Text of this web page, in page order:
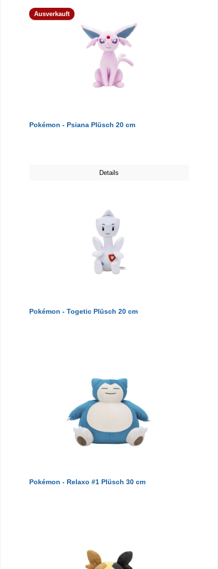
Ausverkauft
Pokémon - Psiana Plüsch 20 cm
Details
Pokémon - Togetic Plüsch 20 cm
Pokémon - Relaxo #1 Plüsch 30 cm